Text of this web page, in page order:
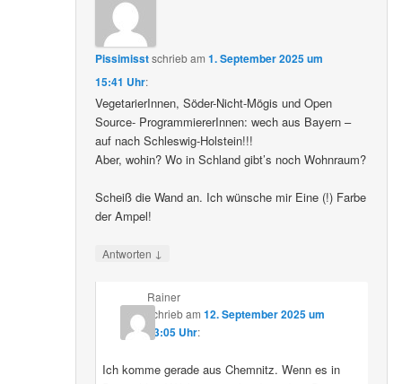
Pissimisstschriebam1. September 2025 um
15:41 Uhr:
VegetarierInnen, Söder-Nicht-Mögis und Open
Source- ProgrammiererInnen: wech aus Bayern –
auf nach Schleswig-Holstein!!!
Aber, wohin? Wo in Schland gibt’s noch Wohnraum?
Scheiß die Wand an. Ich wünsche mir Eine (!) Farbe
der Ampel!
Antworten ↓
Rainer
schriebam 12. September 2025 um
23:05 Uhr:
Ich komme gerade aus Chemnitz. Wenn es in